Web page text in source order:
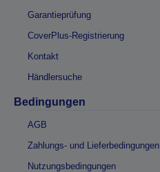
Garantieprüfung
CoverPlus-Registrierung
Kontakt
Händlersuche
Bedingungen
AGB
Zahlungs- und Lieferbedingungen
Nutzungsbedingungen